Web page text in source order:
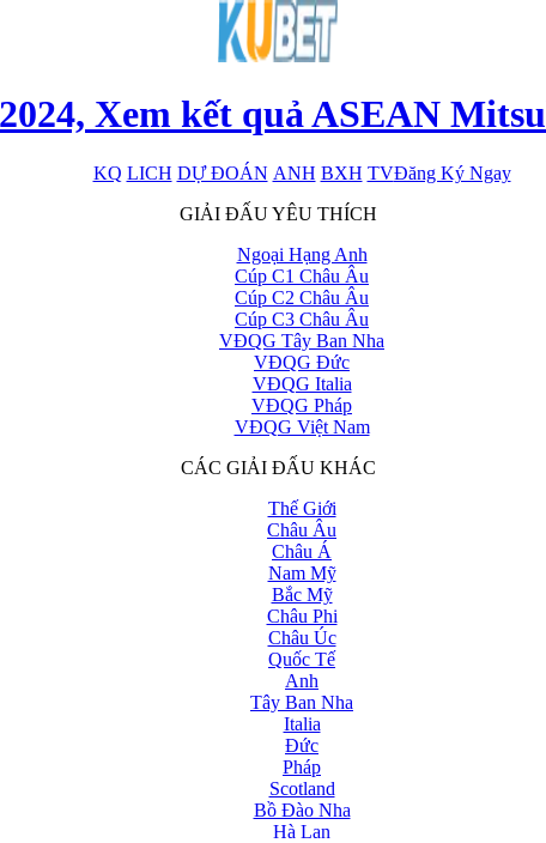
Xem kết quả ASEAN
KQ LICH DỰ ĐOÁN ANH BXH TVĐăng Ký Ngay
x
GIẢI ĐẤU YÊU THÍCH
Ngoại Hạng Anh
Cúp C1 Châu Âu
Cúp C2 Châu Âu
Cúp C3 Châu Âu
VĐQG Tây Ban Nha
VĐQG Đức
VĐQG Italia
VĐQG Pháp
VĐQG Việt Nam
CÁC GIẢI ĐẤU KHÁC
Thế Giới
Châu Âu
Châu Á
Nam Mỹ
Bắc Mỹ
Châu Phi
Châu Úc
Quốc Tế
Anh
Tây Ban Nha
Italia
Đức
Pháp
Scotland
Bồ Đào Nha
Hà Lan